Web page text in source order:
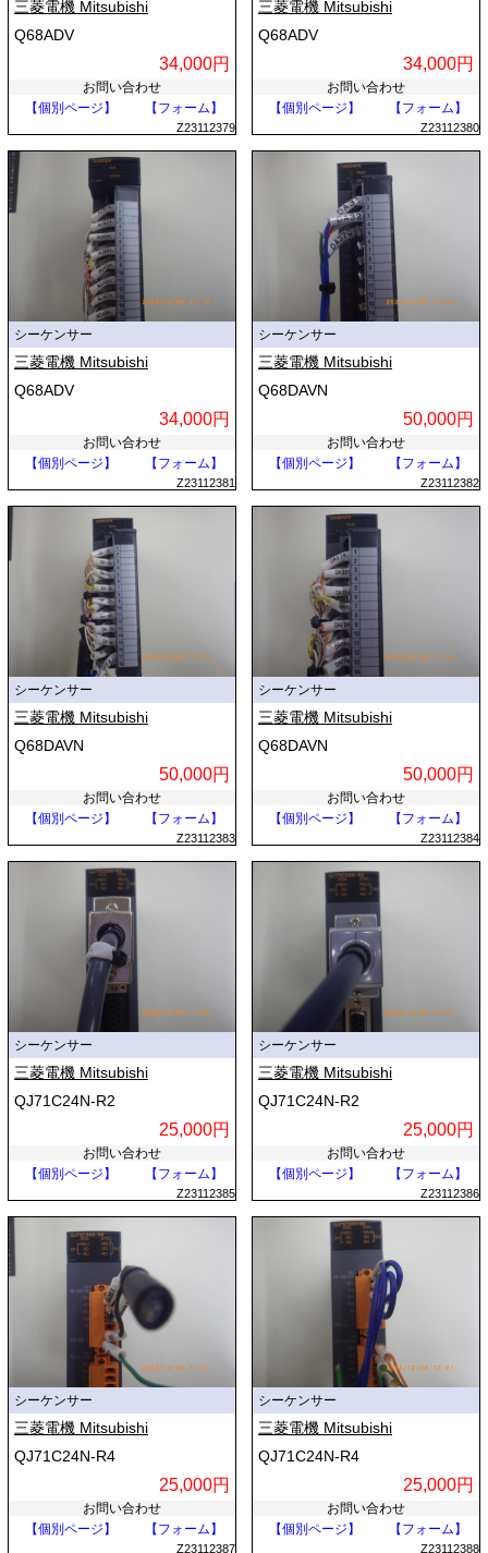
三菱電機 Mitsubishi
Q68ADV
34,000円
お問い合わせ
【個別ページ】
【フォーム】
Z23112379
三菱電機 Mitsubishi
Q68ADV
34,000円
お問い合わせ
【個別ページ】
【フォーム】
Z23112380
シーケンサー
三菱電機 Mitsubishi
Q68ADV
34,000円
お問い合わせ
【個別ページ】
【フォーム】
Z23112381
シーケンサー
三菱電機 Mitsubishi
Q68DAVN
50,000円
お問い合わせ
【個別ページ】
【フォーム】
Z23112382
シーケンサー
三菱電機 Mitsubishi
Q68DAVN
50,000円
お問い合わせ
【個別ページ】
【フォーム】
Z23112383
シーケンサー
三菱電機 Mitsubishi
Q68DAVN
50,000円
お問い合わせ
【個別ページ】
【フォーム】
Z23112384
シーケンサー
三菱電機 Mitsubishi
QJ71C24N-R2
25,000円
お問い合わせ
【個別ページ】
【フォーム】
Z23112385
シーケンサー
三菱電機 Mitsubishi
QJ71C24N-R2
25,000円
お問い合わせ
【個別ページ】
【フォーム】
Z23112386
シーケンサー
三菱電機 Mitsubishi
QJ71C24N-R4
25,000円
お問い合わせ
【個別ページ】
【フォーム】
Z23112387
シーケンサー
三菱電機 Mitsubishi
QJ71C24N-R4
25,000円
お問い合わせ
【個別ページ】
【フォーム】
Z23112388